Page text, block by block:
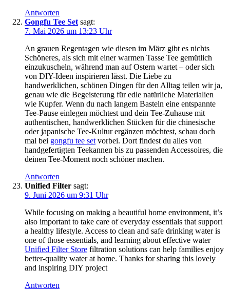
Antworten
Gongfu Tee Set sagt:
7. Mai 2026 um 13:23 Uhr
An grauen Regentagen wie diesen im März gibt es nichts
Schöneres, als sich mit einer warmen Tasse Tee gemütlich
einzukuscheln, während man auf Ostern wartet – oder sich
von DIY-Ideen inspirieren lässt. Die Liebe zu
handwerklichen, schönen Dingen für den Alltag teilen wir ja,
genau wie die Begeisterung für edle natürliche Materialien
wie Kupfer. Wenn du nach langem Basteln eine entspannte
Tee-Pause einlegen möchtest und dein Tee-Zuhause mit
authentischen, handwerklichen Stücken für die chinesische
oder japanische Tee-Kultur ergänzen möchtest, schau doch
mal bei gongfu tee set vorbei. Dort findest du alles von
handgefertigten Teekannen bis zu passenden Accessoires, die
deinen Tee-Moment noch schöner machen.
Antworten
Unified Filter sagt:
9. Juni 2026 um 9:31 Uhr
While focusing on making a beautiful home environment, it’s
also important to take care of everyday essentials that support
a healthy lifestyle. Access to clean and safe drinking water is
one of those essentials, and learning about effective water
Unified Filter Store filtration solutions can help families enjoy
better-quality water at home. Thanks for sharing this lovely
and inspiring DIY project
Antworten